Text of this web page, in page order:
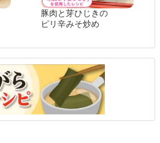
豚肉と芽ひじきの
ピリ辛みそ炒め